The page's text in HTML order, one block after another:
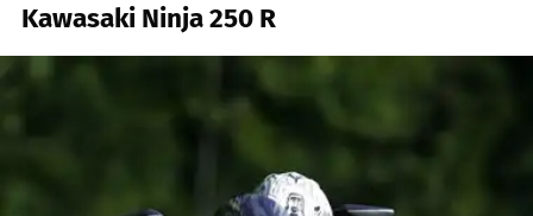
Kawasaki Ninja 250 R